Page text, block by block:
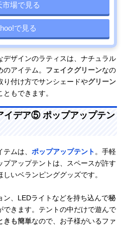
市場で見る
で見る
デザインのラティスは、ナチュラル
アイテム。 フェイクグリーンなの
り付け方でサンシェードやグリーン
もできます。
イデア⑤ ポップアップテン
ムは、 ポップアップテント。手軽
プアップテントは、スペースが許す
いベランピンググッズです。
ン、LEDライトなどを持ち込んで秘
できます。テントの中だけで遊んで
きも簡単なので、お子様がいるファ